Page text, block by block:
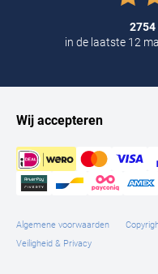
in de laatste 12
Wij accepteren
Algemene voorwaarden
Veiligheid & Privacy